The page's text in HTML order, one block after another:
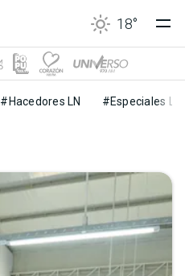
18°
#Hacedores LN #Especiales LN